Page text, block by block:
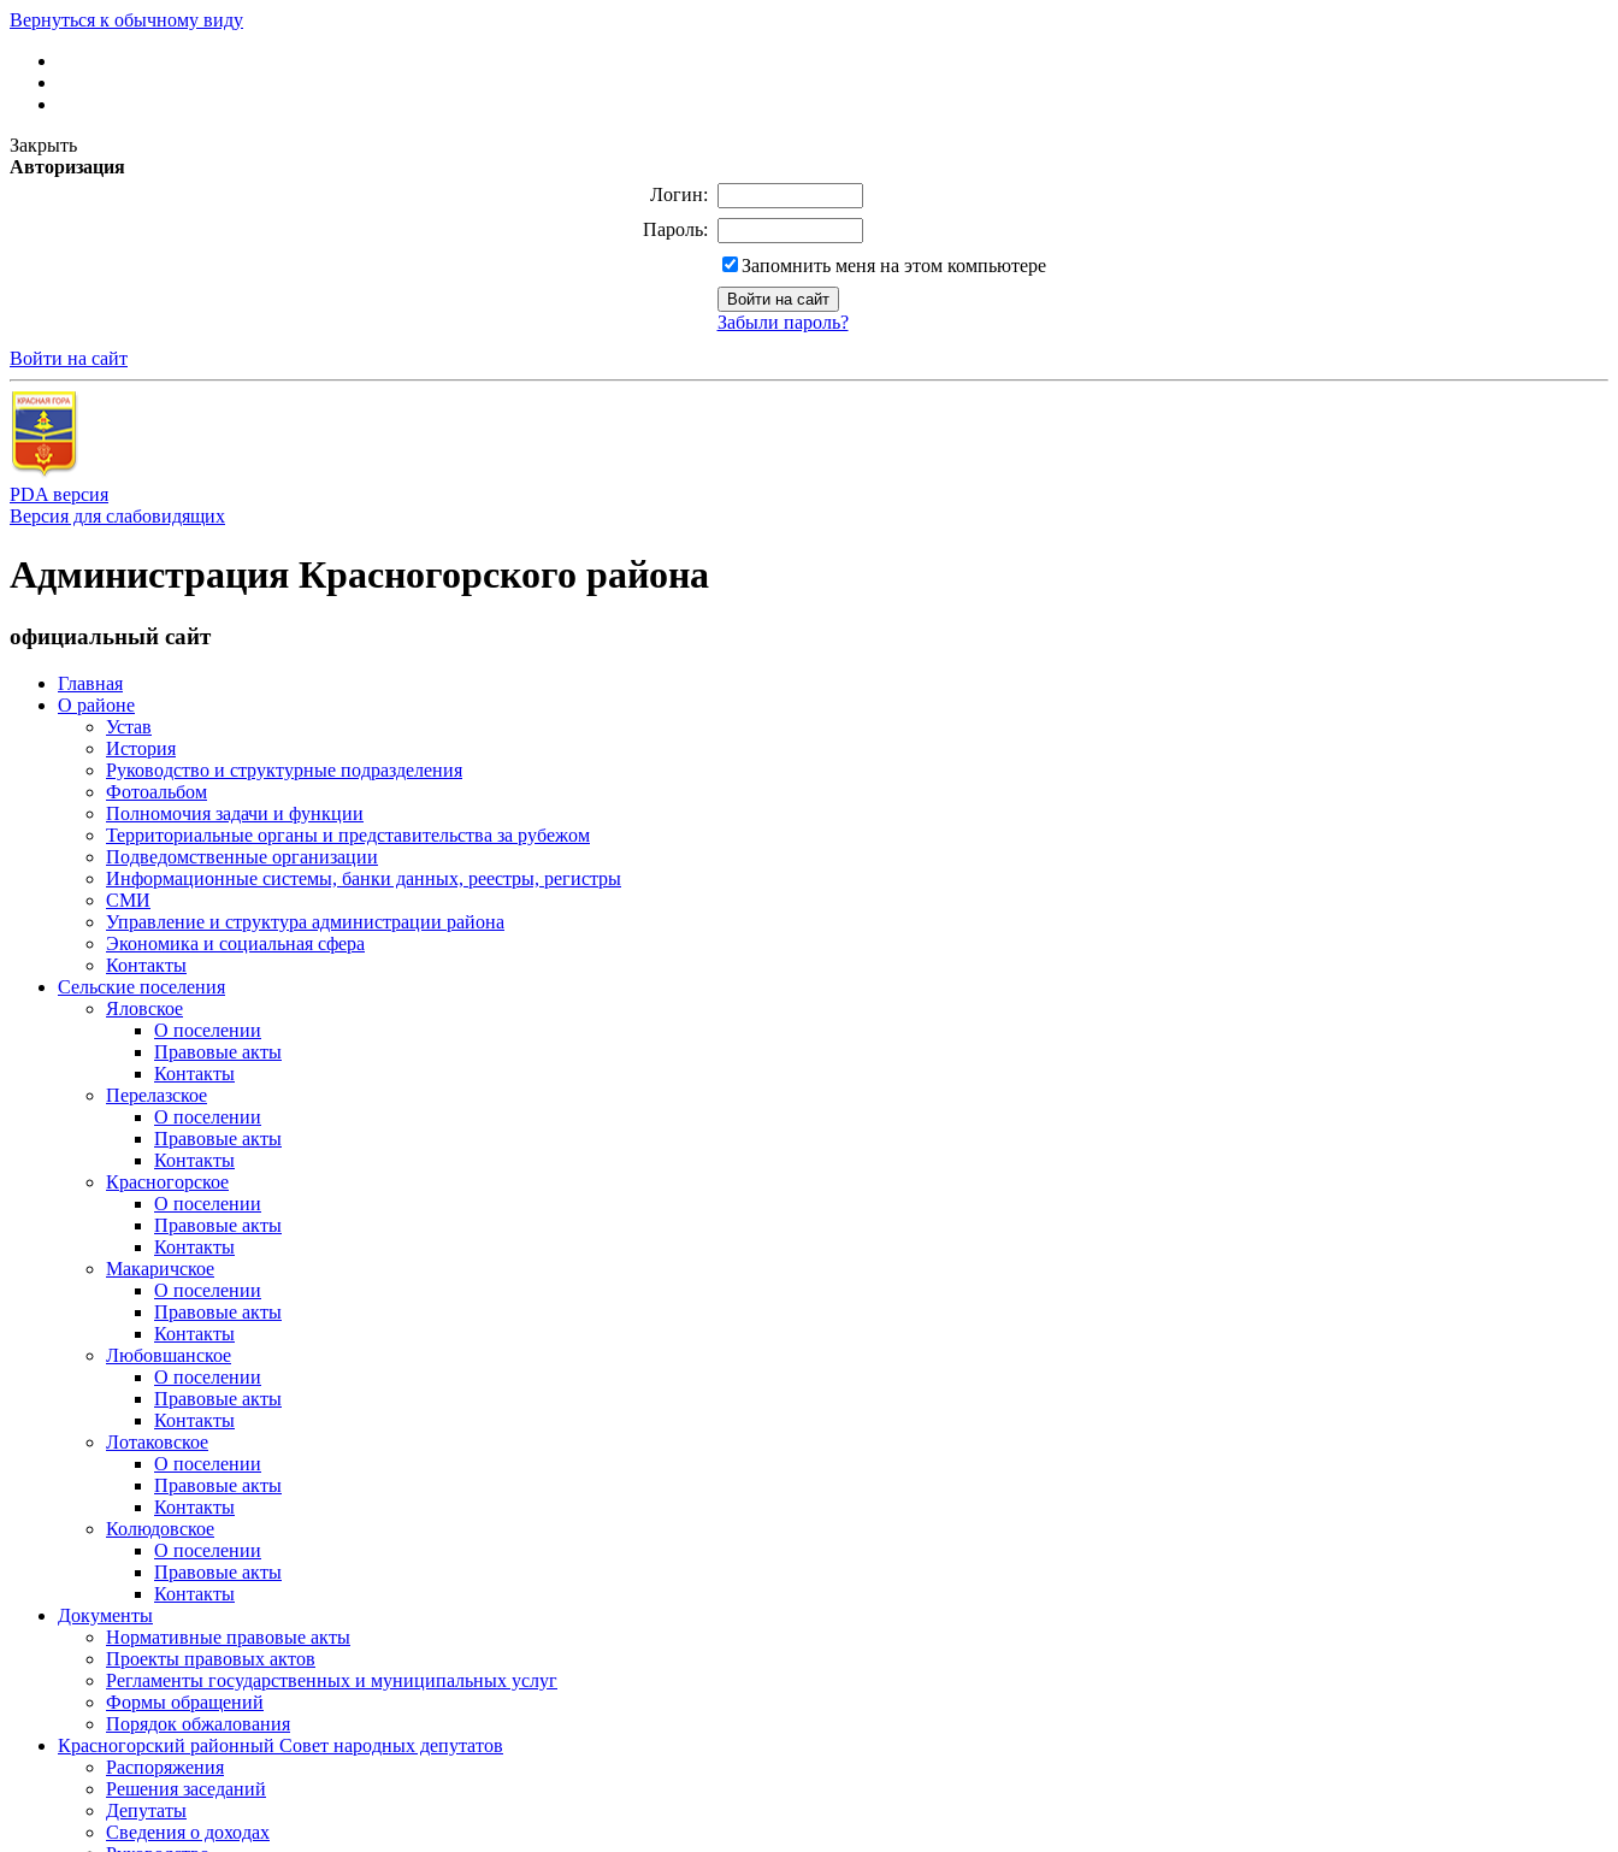
Вернуться к обычному виду
Закрыть
Авторизация
Логин:
Пароль:
Запомнить меня на этом компьютере
Забыли пароль?
Войти на сайт
PDA версия
Версия для слабовидящих
Администрация Красногорского района
официальный сайт
Главная
О районе
Устав
История
Руководство и структурные подразделения
Фотоальбом
Полномочия задачи и функции
Территориальные органы и представительства за рубежом
Подведомственные организации
Информационные системы, банки данных, реестры, регистры
СМИ
Управление и структура администрации района
Экономика и социальная сфера
Контакты
Сельские поселения
Яловское
О поселении
Правовые акты
Контакты
Перелазское
О поселении
Правовые акты
Контакты
Красногорское
О поселении
Правовые акты
Контакты
Макаричское
О поселении
Правовые акты
Контакты
Любовшанское
О поселении
Правовые акты
Контакты
Лотаковское
О поселении
Правовые акты
Контакты
Колюдовское
О поселении
Правовые акты
Контакты
Документы
Нормативные правовые акты
Проекты правовых актов
Регламенты государственных и муниципальных услуг
Формы обращений
Порядок обжалования
Красногорский районный Совет народных депутатов
Распоряжения
Решения заседаний
Депутаты
Сведения о доходах